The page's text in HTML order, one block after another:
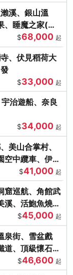
溪、銀山溫
、睡魔之家(不
$68,000 起
、伏見稻荷大
$33,000 起
治遊船、奈良
$34,000 起
美山合掌村、
空中纜車、伊勢
$41,000 起
窟巡航、角館武
溪、活鮑魚燒、
$45,000 起
泉街、雪盆戲
道、頂級懷石料
$46,600 起